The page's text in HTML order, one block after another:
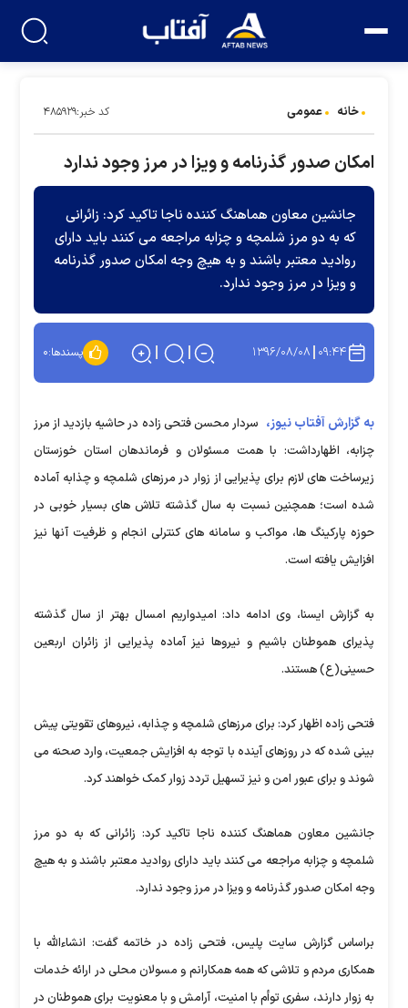
خانه عمومی کد خبر:۴۸۵۹۲۹
امکان صدور گذرنامه و ویزا در مرز وجود ندارد
جانشین معاون هماهنگ کننده ناجا تاکید کرد: زائرانی
که به دو مرز شلمچه و چزابه مراجعه می کنند باید دارای
روادید معتبر باشند و به هیچ وجه امکان صدور گذرنامه
و ویزا در مرز وجود ندارد.
۰۹:۴۴ ۱۳۹۶/۰۸/۰۸ پسندها:۰
به گزارش آفتاب نیوز، سردار محسن فتحی زاده در حاشیه بازدید از مرز
چزابه، اظهارداشت: با همت مسئولان و فرماندهان استان خوزستان
زیرساخت های لازم برای پذیرایی از زوار در مرزهای شلمچه و چذابه آماده
شده است؛ همچنین نسبت به سال گذشته تلاش های بسیار خوبی در
حوزه پارکینگ ها، مواکب و سامانه های کنترلی انجام و ظرفیت آنها نیز
افزایش یافته است.
به گزارش ایسنا، وی ادامه داد: امیدواریم امسال بهتر از سال گذشته
پذیرای هموطنان باشیم و نیروها نیز آماده پذیرایی از زائران اربعین
حسینی(ع) هستند.
فتحی زاده اظهار کرد: برای مرزهای شلمچه و چذابه، نیروهای تقویتی پیش
بینی شده که در روزهای آینده با توجه به افزایش جمعیت، وارد صحنه می
شوند و برای عبور امن و نیز تسهیل تردد زوار کمک خواهند کرد.
جانشین معاون هماهنگ کننده ناجا تاکید کرد: زائرانی که به دو مرز
شلمچه و چزابه مراجعه می کنند باید دارای روادید معتبر باشند و به هیچ
وجه امکان صدور گذرنامه و ویزا در مرز وجود ندارد.
براساس گزارش سایت پلیس، فتحی زاده در خاتمه گفت: انشاءالله با
همکاری مردم و تلاشی که همه همکارانم و مسولان محلی در ارائه خدمات
به زوار دارند، سفری توأم با امنیت، آرامش و با معنویت برای هموطنان در